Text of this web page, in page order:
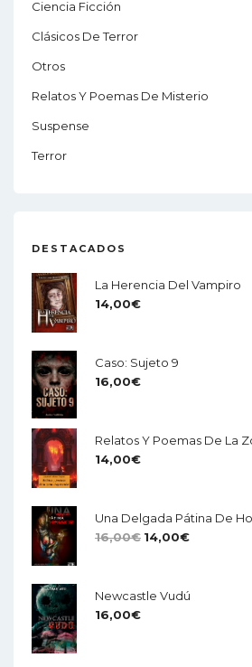
Ciencia Ficción
Clásicos De Terror
Otros
Relatos Y Poemas De Misterio
Suspense
Terror
DESTACADOS
La Herencia Del Vampiro
14,00€
Caso: Sujeto 9
16,00€
Relatos Y Poemas De La
14,00€
Una Delgada Pátina De
16,00€ El
Era:
14,00€El
Es:
Newcastle Vudú
16,00€